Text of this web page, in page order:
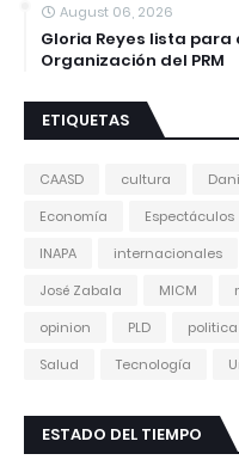
August 06, 2026
Gloria Reyes lista
Organización del PRM
ETIQUETAS
CAASD cultura
Economía
Espectáculos
INAPA
internacionales
José Zabala
MICM
opinion
PLD politica
Salud
Tecnología
ESTADO DEL TIEMPO